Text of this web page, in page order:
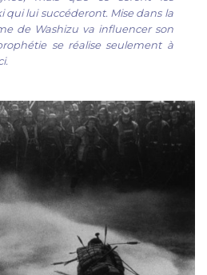
qui lui succéderont. Mise dans la
de Washizu va influencer son
se réalise seulement à